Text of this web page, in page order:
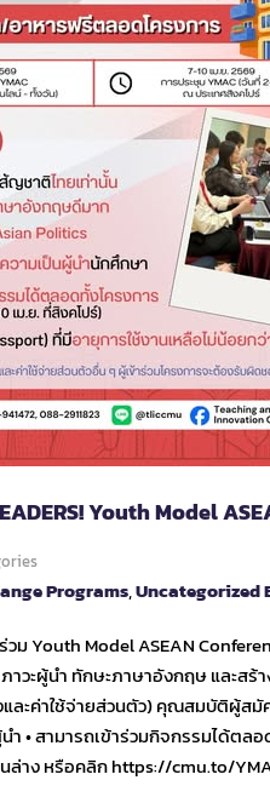
Youth Model
Programs,Uncategorized
ม Youth Model ASEAN
วะผู้นำ ทักษะภาษาอังกฤษ และส
และค่าใช้จ่ายส่วนตัว) คุณสมบัติ
ำ • สามารถเข้าร่วมกิจกรรมได้ต
ล่าง หรือคลิก https://cmu.to/